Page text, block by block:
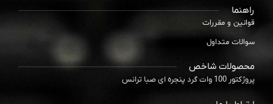
راهنما
قوانین و مقررات
سوالات متداول
محصولات شاخص
پروژکتور 100 وات گرد پنجره ای صبا ترانس